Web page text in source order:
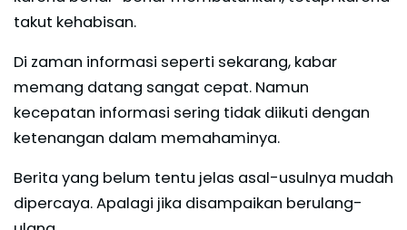
takut kehabisan.
Di zaman informasi seperti sekarang, kabar
memang datang sangat cepat. Namun
kecepatan informasi sering tidak diikuti dengan
ketenangan dalam memahaminya.
Berita yang belum tentu jelas asal-usulnya mudah
dipercaya. Apalagi jika disampaikan berulang-